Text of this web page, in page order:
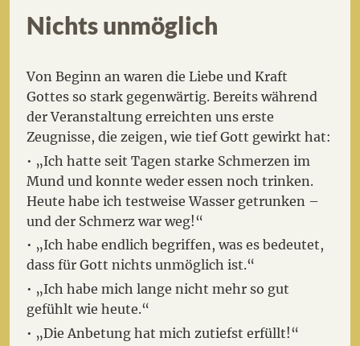
Nichts unmöglich
Von Beginn an waren die Liebe und Kraft
Gottes so stark gegenwärtig. Bereits während
der Veranstaltung erreichten uns erste
Zeugnisse, die zeigen, wie tief Gott gewirkt hat:
• „Ich hatte seit Tagen starke Schmerzen im
Mund und konnte weder essen noch trinken.
Heute habe ich testweise Wasser getrunken –
und der Schmerz war weg!“
• „Ich habe endlich begriffen, was es bedeutet,
dass für Gott nichts unmöglich ist.“
• „Ich habe mich lange nicht mehr so gut
gefühlt wie heute.“
• „Die Anbetung hat mich zutiefst erfüllt!“